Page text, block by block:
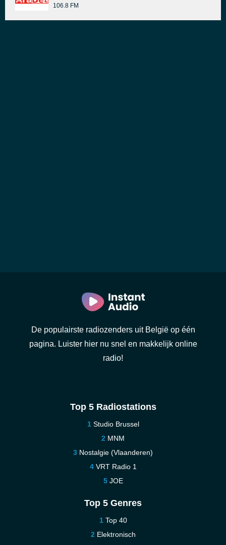
106.8 FM
De populairste radiozenders uit België op één
pagina. Luister hier nu snel en makkelijk online
radio!
Top 5 Radiostations
Studio Brussel
MNM
Nostalgie (Vlaanderen)
VRT Radio 1
JOE
Top 5 Genres
Top 40
Elektronisch